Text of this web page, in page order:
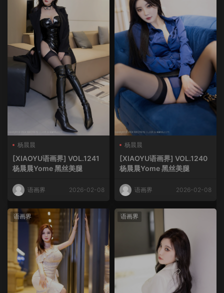
杨晨晨
[XIAOYU语画界] VOL.1241
杨晨晨Yome 黑丝美腿
语画界 2026-02-08
杨晨晨
[XIAOYU语画界] VOL.1240
杨晨晨Yome 黑丝美腿
语画界 2026-02-08
语画界 语画界